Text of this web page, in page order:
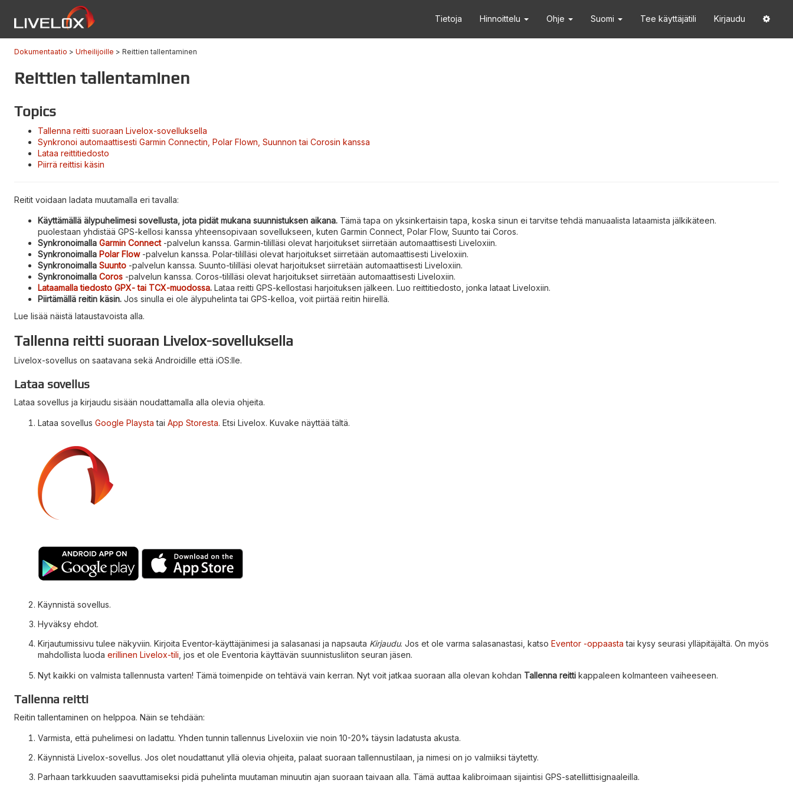
Tietoja Hinnoittelu Ohje Suomi Tee käyttäjätili Kirjaudu
Dokumentaatio Urheilijoille Reittien tallentaminen
Reittien tallentaminen
Topics
Tallenna reitti suoraan Livelox-sovelluksella
Synkronoi automaattisesti Garmin Connectin, Polar Flown, Suunnon tai Corosin kanssa
Lataa reittitiedosto
Piirrä reittisi käsin
Reitit voidaan ladata muutamalla eri tavalla:
Käyttämällä älypuhelimesi sovellusta, jota pidät mukana suunnistuksen aikana. Tämä tapa on yksinkertaisin tapa, koska sinun ei tarvitse tehdä manuaalista lataamista jälkikäteen.
puolestaan yhdistää GPS-kellosi kanssa yhteensopivaan sovellukseen, kuten Garmin Connect, Polar Flow, Suunto tai Coros.
Synkronoimalla Garmin Connect-palvelun kanssa. Garmin-tililläsi olevat harjoitukset siirretään automaattisesti Liveloxiin.
Synkronoimalla Polar Flow-palvelun kanssa. Polar-tililläsi olevat harjoitukset siirretään automaattisesti Liveloxiin.
Synkronoimalla Suunto -palvelun kanssa. Suunto-tililläsi olevat harjoitukset siirretään automaattisesti Liveloxiin.
Synkronoimalla Coros -palvelun kanssa. Coros-tililläsi olevat harjoitukset siirretään automaattisesti Liveloxiin.
Lataamalla tiedosto GPX- tai TCX-muodossa. Lataa reitti GPS-kellostasi harjoituksen jälkeen. Luo reittitiedosto, jonka lataat Liveloxiin.
Piirtämällä reitin käsin. Jos sinulla ei ole älypuhelinta tai GPS-kelloa, voit piirtää reitin hiirellä.
Lue lisää näistä lataustavoista alla.
Tallenna reitti suoraan Livelox-sovelluksella
Livelox-sovellus on saatavana sekä Androidille että iOS:lle.
Lataa sovellus
Lataa sovellus ja kirjaudu sisään noudattamalla alla olevia ohjeita.
Lataa sovellus Google Playsta tai App Storesta. Etsi Livelox. Kuvake näyttää tältä.
Käynnistä sovellus.
Hyväksy ehdot.
Kirjautumissivu tulee näkyviin. Kirjoita Eventor-käyttäjänimesi ja salasanasi ja napsauta Kirjaudu. Jos et ole varma salasanastasi, katso Eventor -oppaasta tai kysy seurasi ylläpitäjältä. On myös
mahdollista luoda erillinen Livelox-tili , jos et ole Eventoria käyttävän suunnistusliiton seuran jäsen.
Nyt kaikki on valmista tallennusta varten! Tämä toimenpide on tehtävä vain kerran. Nyt voit jatkaa suoraan alla olevan kohdan Tallenna reitti kappaleen kolmanteen vaiheeseen.
Tallenna reitti
Reitin tallentaminen on helppoa. Näin se tehdään:
Varmista, että puhelimesi on ladattu. Yhden tunnin tallennus Liveloxiin vie noin 10-20% täysin ladatusta akusta.
Käynnistä Livelox-sovellus. Jos olet noudattanut yllä olevia ohjeita, palaat suoraan tallennustilaan, ja nimesi on jo valmiiksi täytetty.
Parhaan tarkkuuden saavuttamiseksi pidä puhelinta muutaman minuutin ajan suoraan taivaan alla. Tämä auttaa kalibroimaan sijaintisi GPS-satelliittisignaaleilla.